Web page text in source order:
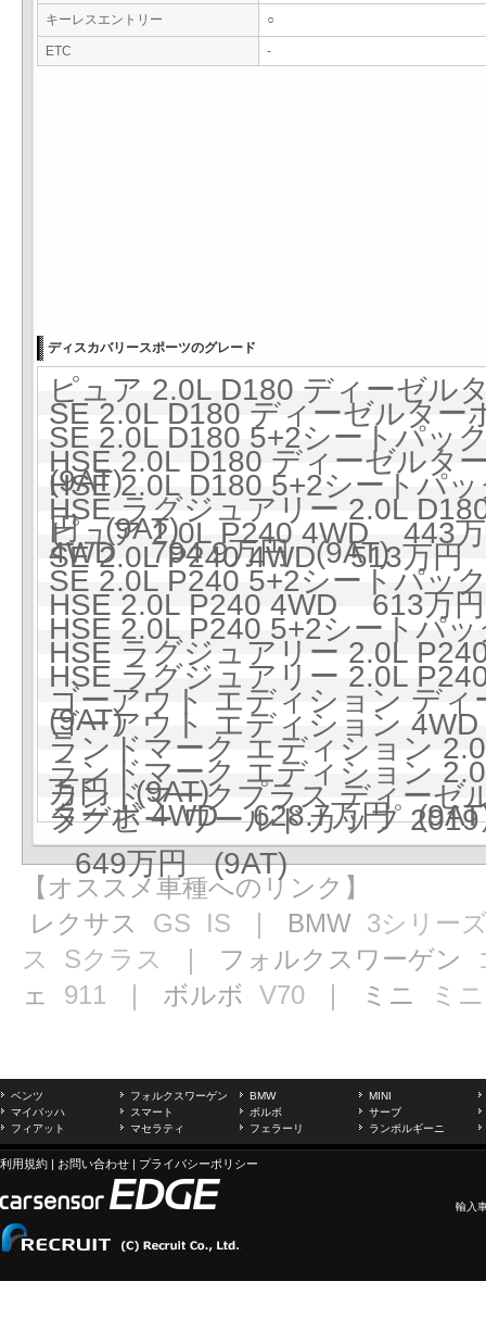
キーレスエントリー ○
ETC -
ディスカバリースポーツのグレード
ピュア 2.0L D180 ディーゼ
SE 2.0L D180 ディーゼルタ
SE 2.0L D180 5+2シートパ
(9AT)
HSE 2.0L D180 ディーゼル
HSE 2.0L D180 5+2シートパ
円 (9AT)
HSE ラグジュアリー 2.0L
4WD 794.9万円 (9AT)
ピュア 2.0L P240 4WD 443
SE 2.0L P240 4WD 513万円
SE 2.0L P240 5+2シートパ
HSE 2.0L P240 4WD 613万
HSE 2.0L P240 5+2シートパ
HSE ラグジュアリー 2.0L
HSE ラグジュアリー 2.0L
(9AT)
ゴーアウト エディション デ
ゴーアウト エディション
ランドマーク エディション
万円 (9AT)
ランドマーク エディション
ターボ 4WD 628.7万円
ランドマークプラス ディー
ラグビー ワールドカップ
649万円 (9AT)
【オススメ車種へのリンク】
レクサス GS IS ｜ BMW 3シリー
ス
Sクラス ｜ フォルクスワーゲン
ェ 911 ｜ ボルボ V70 ｜ ミニ ミニ
ベンツ フォルクスワーゲン BMW
MINI
マイバッハ
スマート ボルボ
サーブ
フィアット
マセラティ フェラーリ ランボルギーニ
利用規約 | お問い合わせ | プライバシーポリシー
輸入